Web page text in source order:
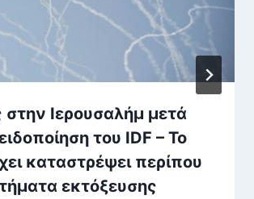
στην Ιερουσαλήμ μετά
του IDF – Το
καταστρέψει περίπου
εκτόξευσης